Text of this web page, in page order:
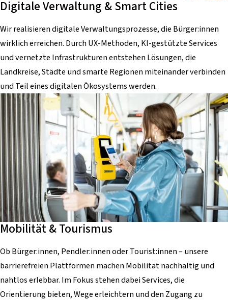
Digitale Verwaltung & Smart Cities
Wir realisieren digitale Verwaltungsprozesse, die Bürger:innen
wirklich erreichen. Durch UX-Methoden, KI-gestützte Services
und vernetzte Infrastrukturen entstehen Lösungen, die
Landkreise, Städte und smarte Regionen miteinander verbinden
und Teil eines digitalen Ökosystems werden.
Mobilität & Tourismus
Ob Bürger:innen, Pendler:innen oder Tourist:innen – unsere
barrierefreien Plattformen machen Mobilität nachhaltig und
nahtlos erlebbar. Im Fokus stehen dabei Services, die
Orientierung bieten, Wege erleichtern und den Zugang zu